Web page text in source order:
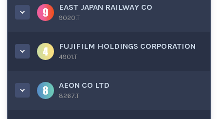
EAST JAPAN RAILWAY CO
9020.T
FUJIFILM HOLDINGS CORPORATION
4901.T
AEON CO LTD
8267.T